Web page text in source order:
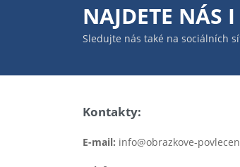
NAJDETE NÁS
Sledujte nás také na sociálních
Kontakty:
E-mail: info@obrazkove-